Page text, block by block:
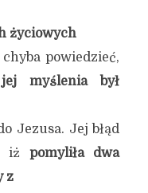
życiowych
powiedzieć,
myślenia był
Jezusa. Jej błąd
iż pomyliła dwa
z